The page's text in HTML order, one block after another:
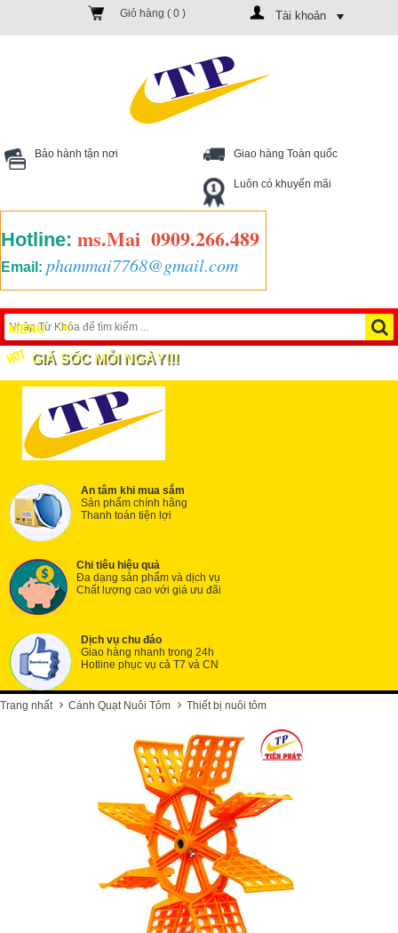
Giỏ hàng ( 0 ) Tài khoản
Bảo hành tận nơi Giao hàng Toàn quốc
Luôn có khuyến mãi
Hotline: ms.Mai 0909.266.489
Email: phammai7768@gmail.com
MENU
GIÁ SỐC MỖI NGÀY!!!
An tâm khi mua sắm
Sản phẩm chính hãng
Thanh toán tiện lợi
Chi tiêu hiệu quả
Đa dạng sản phẩm và dịch vụ
Chất lượng cao với giá ưu đãi
Dịch vụ chu đáo
Giao hàng nhanh trong 24h
Hotline phục vụ cả T7 và CN
Trang nhất Cánh Quạt Nuôi Tôm Thiết bị nuôi tôm